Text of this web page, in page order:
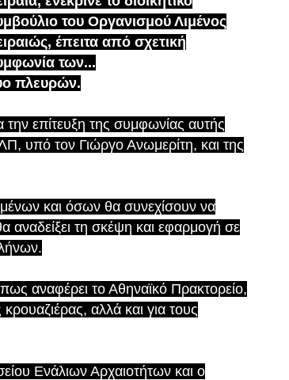
του Οργανισμού Λιμένος
έπειτα από σχετική
των...
πλευρών.
την επίτευξη της συμφωνίας αυτής
υπό τον Γιώργο Ανωμερίτη, και της
και όσων θα συνεχίσουν να
αναδείξει τη σκέψη και εφαρμογή σε
αναφέρει το Αθηναϊκό Πρακτορείο,
κρουαζιέρας, αλλά και για τους
Ενάλιων Αρχαιοτήτων και ο